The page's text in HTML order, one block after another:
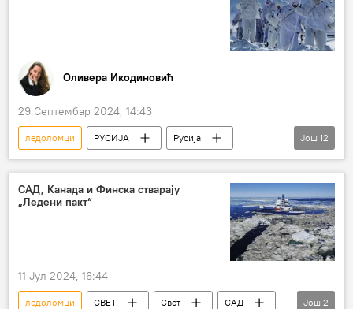
Оливера Икодиновић
29 Септембар 2024, 14:43
ледоломци РУСИЈА
Русија
Русија – војска и наоружање
Арктик
НАТО
Анализе и мишљења
Свет
САД
геополитика
Још 12
САД, Канада и Финска стварају
„Ледени пакт“
11 Јул 2024, 16:44
ледоломци СВЕТ Свет
САД
Још 2